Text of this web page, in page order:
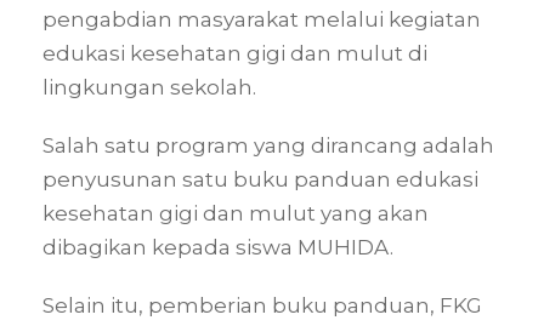
pengabdian masyarakat melalui kegiatan
edukasi kesehatan gigi dan mulut di
lingkungan sekolah.
Salah satu program yang dirancang adalah
penyusunan satu buku panduan edukasi
kesehatan gigi dan mulut yang akan
dibagikan kepada siswa MUHIDA.
Selain itu, pemberian buku panduan, FKG